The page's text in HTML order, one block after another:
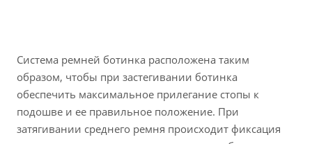
Система ремней ботинка расположена таким
образом, чтобы при застегивании ботинка
обеспечить максимальное прилегание стопы к
подошве и ее правильное положение. При
затягивании среднего ремня происходит фиксация